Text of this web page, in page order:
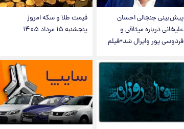
پیش‌بینی جنجالی احسان
علیخانی درباره میثاقی و
فردوسی پور وایرال شد+فیلم
قیمت طلا و سکه امروز
پنجشنبه ۱۵ مرداد ۱۴۰۵